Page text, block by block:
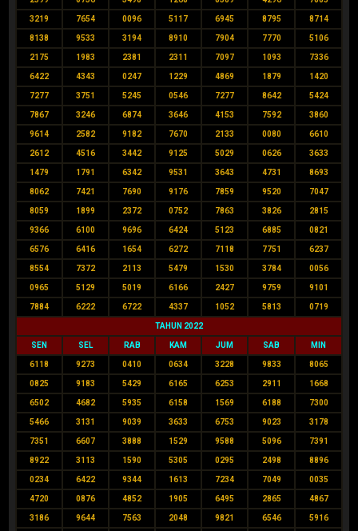
3219 7654 0096 5117 6945 8795 8714
8138 9533 3194 8910 7904 7770 5106
2175 1983 2381 2311 7097 1093 7336
6422 4343 0247 1229 4869 1879 1420
7277 3751 5245 0546 7277 8642 5424
7867 3246 6874 3646 4153 7592 3860
9614 2582 9182 7670 2133 0080 6610
2612 4516 3442 9125 5029 0626 3633
1479 1791 6342 9531 3643 4731 8693
8062 7421 7690 9176 7859 9520 7047
8059 1899 2372 0752 7863 3826 2815
9366 6100 9696 6424 5123 6885 0821
6576 6416 1654 6272 7118 7751 6237
8554 7372 2113 5479 1530 3784 0056
0965 5129 5019 6166 2427 9759 9101
7884 6222 6722 4337 1052 5813 0719
TAHUN 2022
SEN SEL RAB KAM JUM SAB MIN
6118 9273 0410 0634 3228 9833 8065
0825 9183 5429 6165 6253 2911 1668
6502 4682 5935 6158 1569 6188 7300
5466 3131 9039 3633 6753 9023 3178
7351 6607 3888 1529 9588 5096 7391
8922 3113 1590 5305 0295 2498 8896
0234 6422 9344 1613 7234 7049 0035
4720 0876 4852 1905 6495 2865 4867
3186 9644 7563 2048 9821 6546 5916